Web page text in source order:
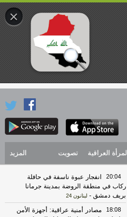
المرأة العراقية تصويت المزيد
20:04
انفجار عبوة ناسفة في حافلة
ركاب في منطقة الروضة بمدينة جرمانا
بريف دمشق - لبنانون 24
18:08
مصادر أمنية عراقية: أجهزة الأمن
×